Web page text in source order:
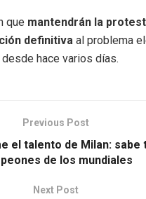
que mantendrán la
definitiva al problema
hace varios días.
Previous Post
el talento de Milan: sabe
de los mundiales
Next Post